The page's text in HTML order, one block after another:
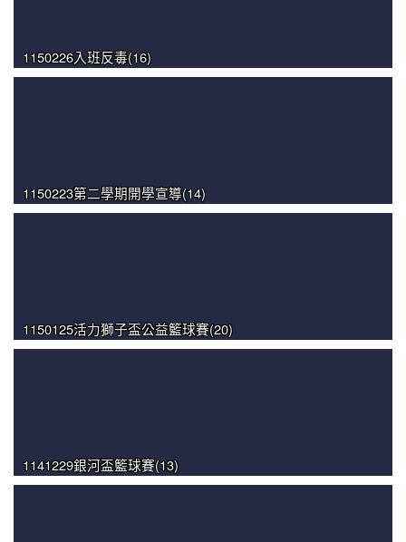
1150226入班反毒(16)
1150223第二學期開學宣導(14)
1150125活力獅子盃公益籃球賽(20)
1141229銀河盃籃球賽(13)